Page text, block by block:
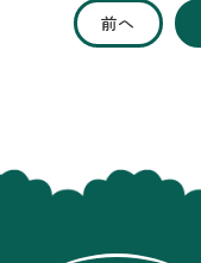
前へ